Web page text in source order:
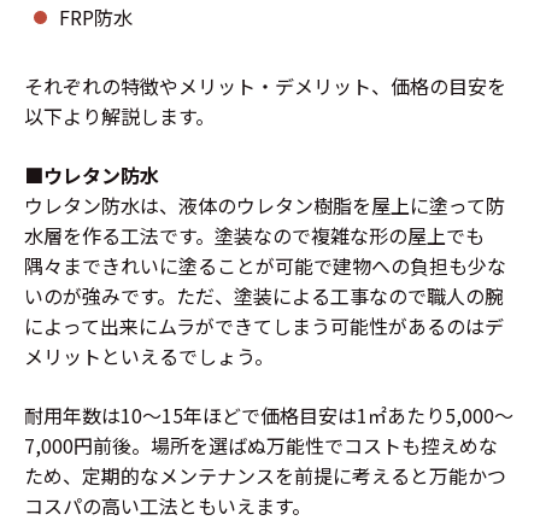
FRP防水
それぞれの特徴やメリット・デメリット、価格の目安を
以下より解説します。
■ウレタン防水
ウレタン防水は、液体のウレタン樹脂を屋上に塗って防
水層を作る工法です。塗装なので複雑な形の屋上でも
隅々まできれいに塗ることが可能で建物への負担も少な
いのが強みです。ただ、塗装による工事なので職人の腕
によって出来にムラができてしまう可能性があるのはデ
メリットといえるでしょう。
耐用年数は10〜15年ほどで価格目安は1㎡あたり5,000〜
7,000円前後。場所を選ばぬ万能性でコストも控えめな
ため、定期的なメンテナンスを前提に考えると万能かつ
コスパの高い工法ともいえます。